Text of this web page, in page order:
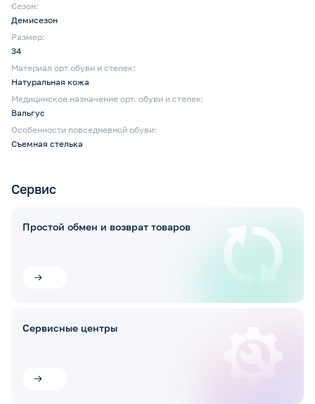
Сезон:
Демисезон
Размер:
34
Материал орт.обуви и стелек:
Натуральная кожа
Медицинское назначение орт. обуви и стелек:
Вальгус
Особенности повседневной обуви:
Съемная стелька
Сервис
Простой обмен и возврат товаров
Сервисные центры